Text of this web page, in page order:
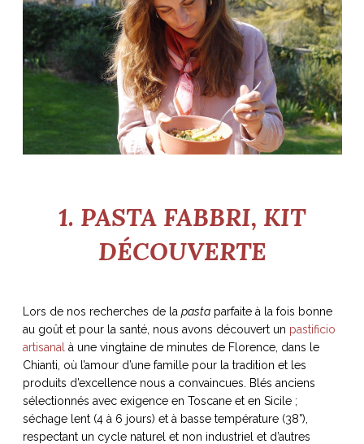
du
ART DE VIVRE ITALIEN
Notre palette
ART ET DESIGN
1. PASTA FABBRI, KIT
DÉCOUVERTE
Lors de nos recherches de la pastaparfaite à la fois bonne
au goût et pour la santé, nous avons découvert un pastificio
artisanal à une vingtaine de minutes de Florence, dans le
Chianti, où l’amour d’une famille pour la tradition et les
produits d’excellence nous a convaincues. Blés anciens
sélectionnés avec exigence en Toscane et en Sicile ;
séchage lent (4 à 6 jours) et à basse température (38°),
respectant un cycle naturel et non industriel et d’autres